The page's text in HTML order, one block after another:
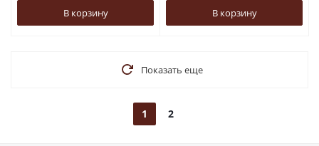
В корзину В корзину
Показать еще
1 2